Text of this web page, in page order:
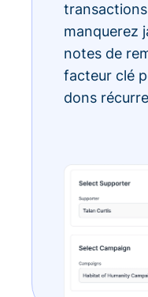
manquerez
notes de
facteur clé
dons